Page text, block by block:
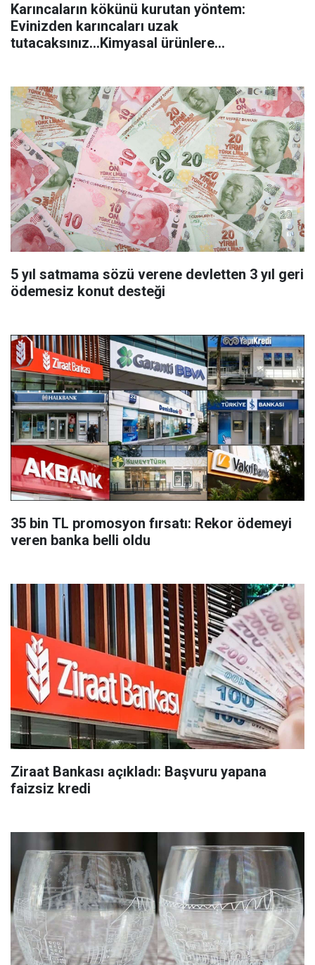
Karıncaların kökünü kurutan yöntem:
Evinizden karıncaları uzak
tutacaksınız...Kimyasal ürünlere
5 yıl satmama sözü verene devletten 3 yıl geri
ödemesiz konut desteği
35 bin TL promosyon fırsatı: Rekor ödemeyi
veren banka belli oldu
Ziraat Bankası açıkladı: Başvuru yapana
faizsiz kredi